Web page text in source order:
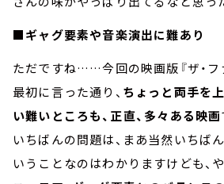
■ギャグ要素や音楽演出に難あり
ただですね……今回の映画版『ザ・フ
最初に言った通り、 ちょっと両手を
い難いところも、正直、多々ある映画
いちばんの問題は、まあ当然いちば
いうことなのはわかりますけども、